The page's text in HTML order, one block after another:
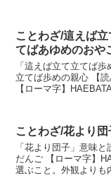
ことわざ/這えば
てばあゆめのおや
「這えば立て立てば歩めの親心
立てば歩めの親心 【
【ローマ字】
ことわざ/花より
「花より団子」意味と読み方 【表記】花より団子 【
だんご 【ローマ字】
選ぶこと。外観よりも内容を選ぶこ